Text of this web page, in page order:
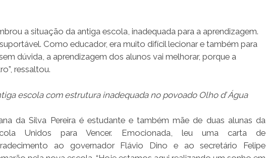
a situação da antiga escola, inadequada para a aprendizagem.
Como educador, era muito difícil lecionar e também para
dúvida, a aprendizagem dos alunos vai melhorar, porque a
ressaltou.
escola com estrutura inadequada no povoado Olho d’ Água
da Silva Pereira é estudante e também mãe de duas alunas da
Unidos para Vencer. Emocionada, leu uma carta de
ao governador Flávio Dino e ao secretário Felipe